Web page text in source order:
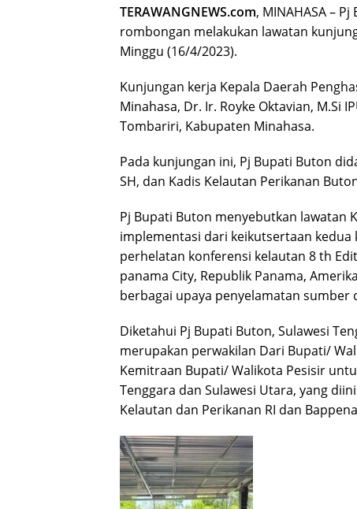
TERAWANGNEWS.com, MINAHASA –
rombongan melakukan lawatan
Minggu (16/4/2023).
Kunjungan kerja Kepala Daerah
Minahasa, Dr. Ir. Royke Oktavian, M.Si
Tombariri, Kabupaten Minahasa.
Pada kunjungan ini, Pj Bupati Buton
SH, dan Kadis Kelautan Perikanan
Pj Bupati Buton menyebutkan lawatan
implementasi dari keikutsertaan kedua
perhelatan konferensi kelautan 8 th
panama City, Republik Panama,
berbagai upaya penyelamatan sumber
Diketahui Pj Bupati Buton, Sulawesi
merupakan perwakilan Dari Bupati/
Kemitraan Bupati/ Walikota Pesisir
Tenggara dan Sulawesi Utara, yang
Kelautan dan Perikanan RI dan